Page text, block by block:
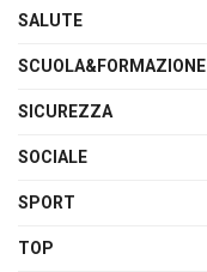
SALUTE
SCUOLA&FORMAZIONE
SICUREZZA
SOCIALE
SPORT
TOP